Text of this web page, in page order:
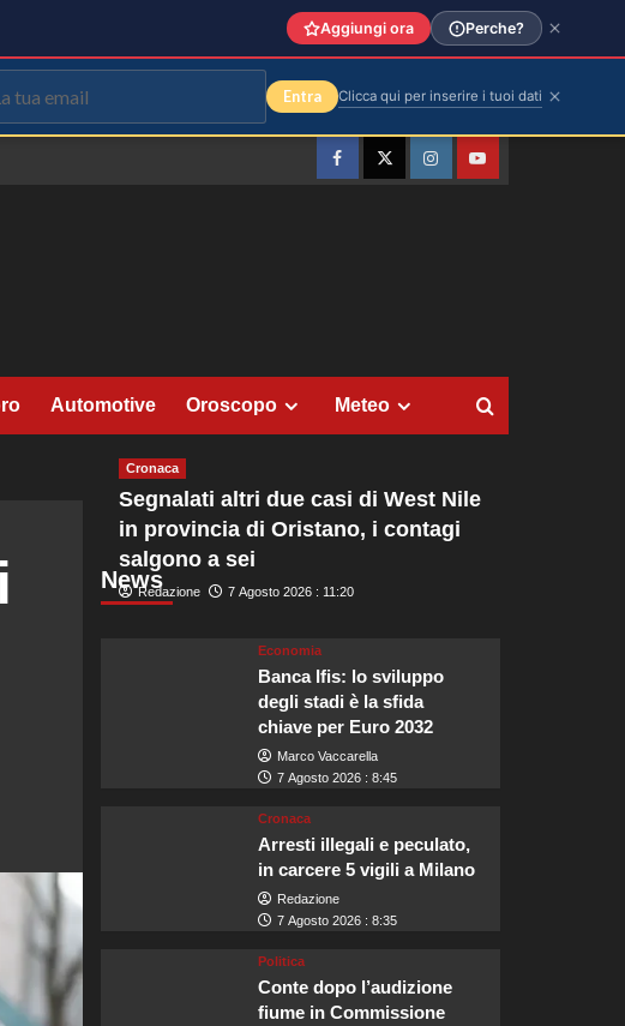
FacebookTwitterInstagramYouTube
Automotive Oroscopo Meteo
News
Cronaca
Segnalati altri due casi di West Nile
in provincia di Oristano, i contagi
salgono a sei
Redazione 7 Agosto 2026 : 11:20
Economia
Banca Ifis: lo sviluppo
degli stadi è la sfida
chiave per Euro 2032
Marco Vaccarella
7 Agosto 2026 : 8:45
Cronaca
Arresti illegali e peculato,
in carcere 5 vigili a Milano
Redazione
7 Agosto 2026 : 8:35
Politica
Conte dopo l’audizione
fiume in Commissione
Aggiungi ora Perche?
Entra Clicca qui per inserire i tuoi dati